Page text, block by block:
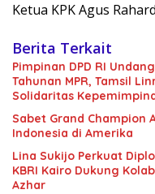
Ketua KPK Agus
Berita Terkait
Pimpinan DPD RI
Tahunan MPR, Tamsil
Solidaritas
Sabet Grand Champion
Indonesia di Amerika
Lina Sukijo Perkuat
KBRI Kairo Dukung
Azhar